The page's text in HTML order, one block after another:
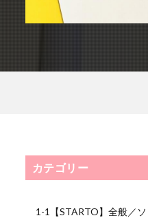
カテゴリー
1-1【STARTO】全般／